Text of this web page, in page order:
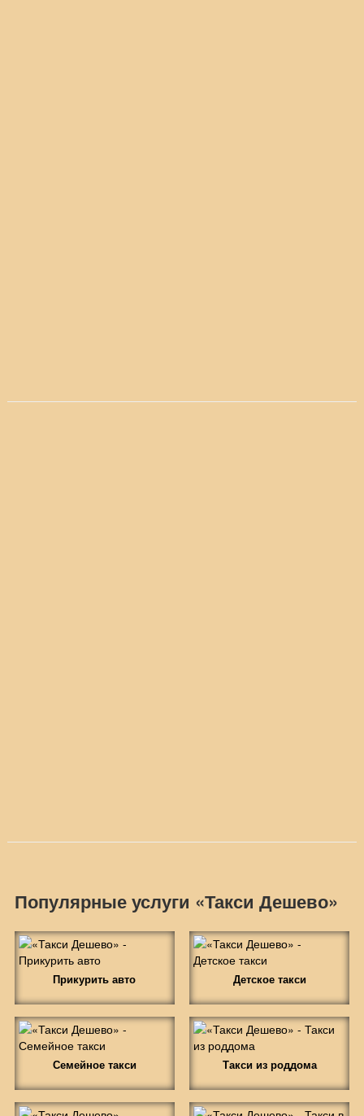
Популярные услуги «Такси Дешево»
Прикурить авто Детское такси
Семейное такси Такси из роддома